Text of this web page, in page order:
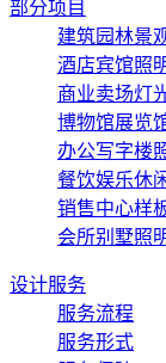
部分项目
建筑园林景
酒店宾馆照
商业卖场灯
博物馆展览
办公写字楼
餐饮娱乐休
销售中心样
会所别墅照
设计服务
服务流程
服务形式